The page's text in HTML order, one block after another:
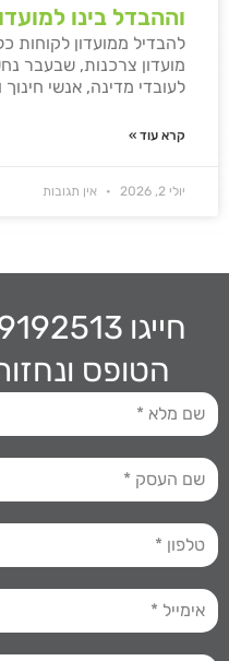
וההבדל בינו
להבדיל ממועדון לקוחות
מועדון צרכנות, שבעבר
לעובדי מדינה, אנשי
קרא עוד »
יולי 2, 2026 אין תגובות
חייגו 03-9192513
הטופס